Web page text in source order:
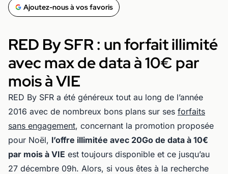
Ajoutez-nous à vos favoris
RED By SFR : un forfait illimité
avec max de data à 10€ par
mois à VIE
RED By SFR a été généreux tout au long de l’année
2016 avec de nombreux bons plans sur ses forfaits
sans engagement, concernant la promotion proposée
pour Noël, l’offre illimitée avec 20Go de data à 10€
par mois à VIE est toujours disponible et ce jusqu’au
27 décembre 09h. Alors, si vous êtes à la recherche